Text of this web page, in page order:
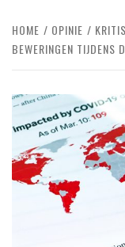
HOME OPINIE
BEWERINGEN TIJDENS